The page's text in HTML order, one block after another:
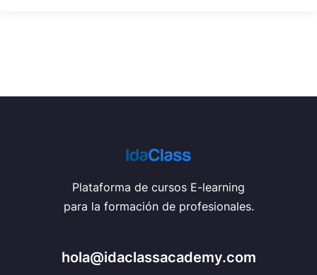
Plataforma de cursos E-learning
para la formación de profesionales.
hola@idaclassacademy.com